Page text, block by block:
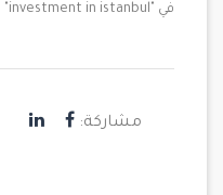
في "investment in istanbul"
مشاركة: